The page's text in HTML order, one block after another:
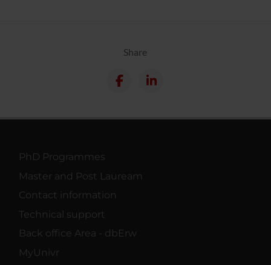
Share
PhD Programmes
Master and Post Lauream
Contact information
Technical support
Back office Area - dbErw
MyUnivr